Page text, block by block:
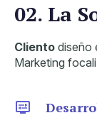
02. La
Cliento diseño
Marketing